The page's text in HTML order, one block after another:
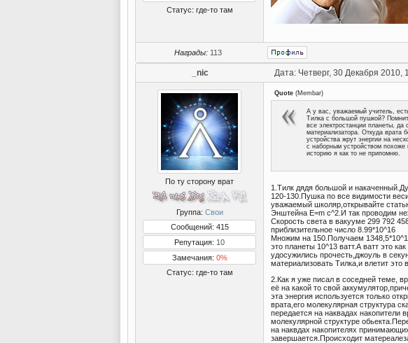
Статус: где-то там
Награды: 113
_nic Дата: Четверг, 30 Декабря
По ту сторону врат
Группа: Свои
Сообщений: 415
Репутация: 10
Замечания: 0%
Статус: где-то там
Quote (Membar)
А у вас, уважаемый учитель,
Тилка с большой пушкой?
все электростанции планеты, да
материализатора. Откуда врата
устройства жрут энергии на
с наборным устройством
историю я как то не припомню.
1.Тилк дядя большой и
120-130.Пушка по все видимости
уважаемый школяр,открывайте
Энштейна Е=m c^2.И так проводим
Скорость света в вакууме 299 792
приблизительное число 8.99*10^16
Множим на 150.Получаем
это планеты 10^13 ватт.А ватт это
удосужились прочесть,джоуль в
материализовать Тилка,и влетит это
2.Как я уже писал в соседней теме,
её на какой то свой
эта энергия используется только
врата,его молекулярная структура
передается на наквадах
молекулярной структуре
на наквдах накопителях
завершается.Происходит